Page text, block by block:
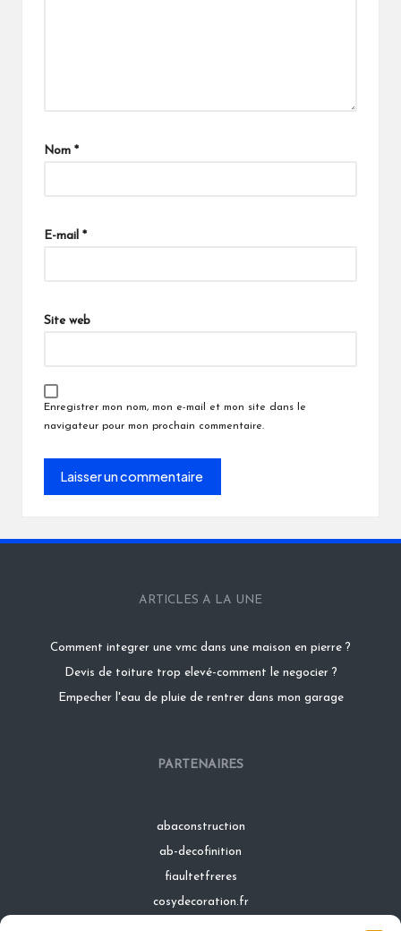
Nom *
E-mail *
Site web
Enregistrer mon nom, mon e-mail et mon site dans le
navigateur pour mon prochain commentaire.
ARTICLES A LA UNE
Comment integrer une vmc dans une maison en pierre ?
Devis de toiture trop elevé-comment le negocier ?
Empecher l'eau de pluie de rentrer dans mon garage
PARTENAIRES
abaconstruction
ab-decofinition
fiaultetfreres
cosydecoration.fr